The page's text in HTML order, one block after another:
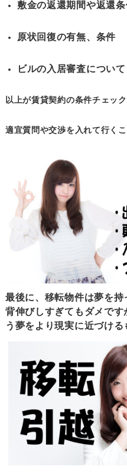
敷金の返還期間や返還
原状回復の有無、条件
ビルの入居審査について
以上が賃貸契約の条件チェック
適宜質問や交渉を入れて行く
最後に、移転物件は夢を持
背伸びしすぎてもダメで
う夢をより現実に近づける